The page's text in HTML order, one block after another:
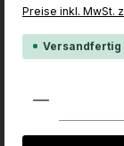
Preise inkl. MwSt.
Versandfertig
Produkt